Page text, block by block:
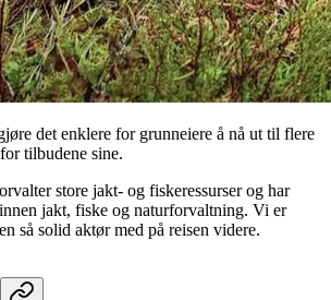
det enklere for grunneiere å nå ut til flere
tilbudene sine.
store jakt- og fiskeressurser og har
jakt, fiske og naturforvaltning. Vi er
så solid aktør med på reisen videre.